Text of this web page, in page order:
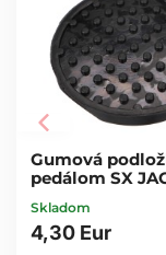
Technické parametre:
Zdvíhací rozsah:
Max. nosnosť: 3 t
Hmotnosť: 30 kg
Rozmery: 645 x
zloženom stave)
Rozmery balenia:
Dĺžka zloženej
Obsah balenia:
zdvihák
Gumová
pedálom SX
Skladom
4,30 Eur